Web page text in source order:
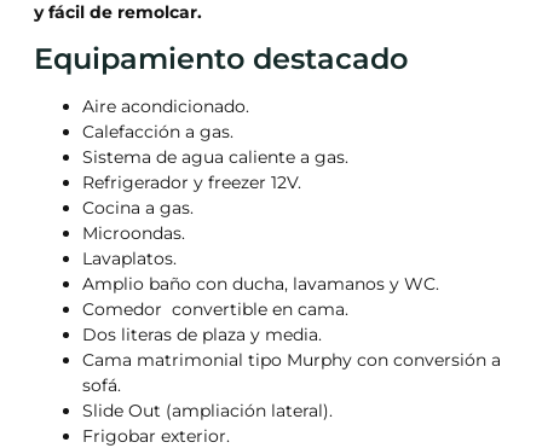
y fácil de remolcar.
Equipamiento destacado
Aire acondicionado.
Calefacción a gas.
Sistema de agua caliente a gas.
Refrigerador y freezer 12V.
Cocina a gas.
Microondas.
Lavaplatos.
Amplio baño con ducha, lavamanos y WC.
Comedor convertible en cama.
Dos literas de plaza y media.
Cama matrimonial tipo Murphy con conversión a
sofá.
Slide Out (ampliación lateral).
Frigobar exterior.